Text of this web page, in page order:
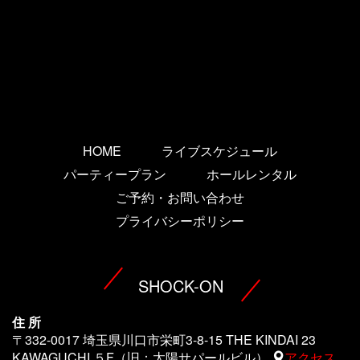
HOME
ライブスケジュール
パーティープラン
ホールレンタル
ご予約・お問い合わせ
プライバシーポリシー
SHOCK-ON
住 所
〒332-0017 埼玉県川口市栄町3-8-15 THE KINDAI 23